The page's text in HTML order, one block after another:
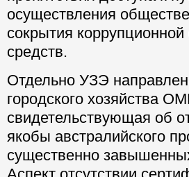
осуществления
сокрытия
средств.
Отдельно УЗЭ
городского хозяйства
свидетельствующая об
якобы австралийского
существенно